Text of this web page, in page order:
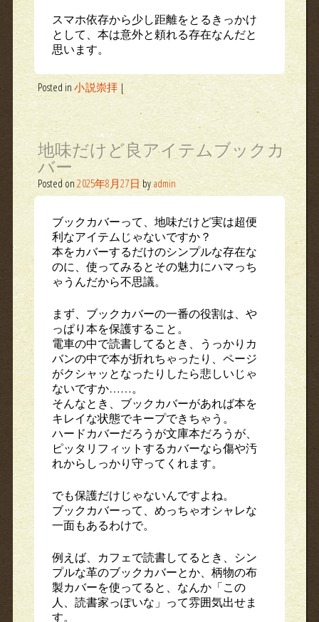
スマホ依存から少し距離をとるきっかけ
として、本は意外と頼れる存在なんだと
思います。
Posted in小説崇拝 |
地味だけど良アイテムブックカ
バー
Posted on2025年8月27日 by admin
ブックカバーって、地味だけど実は超便
利なアイテムじゃないですか？
本をカバーするだけのシンプルな存在な
のに、使ってみるとその魅力にハマっち
ゃうんだから不思議。
まず、ブックカバーの一番の役割は、や
っぱり本を保護すること。
電車の中で読書してるとき、うっかりカ
バンの中で本が折れちゃったり、ページ
がクシャッとなったりしたら悲しいじゃ
ないですか……。
そんなとき、ブックカバーがあれば本を
キレイな状態でキープできちゃう。
ハードカバーだろうが文庫本だろうが、
ピッタリフィットするカバーなら傷や汚
れからしっかり守ってくれます。
でも保護だけじゃないんですよね。
ブックカバーって、めっちゃオシャレな
一面もあるわけで。
例えば、カフェで読書してるとき、シン
プルな革のブックカバーとか、柄物の布
製カバーを使ってると、なんか「この
人、読書家っぽいな」って雰囲気出せま
す。